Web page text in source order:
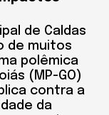
de Caldas
de muitos
polêmica
(MP-GO)
contra a
da